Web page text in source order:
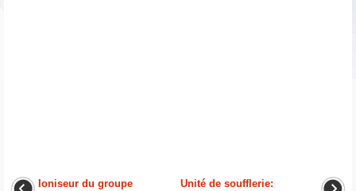
Ioniseur du groupe
Unité de soufflerie: